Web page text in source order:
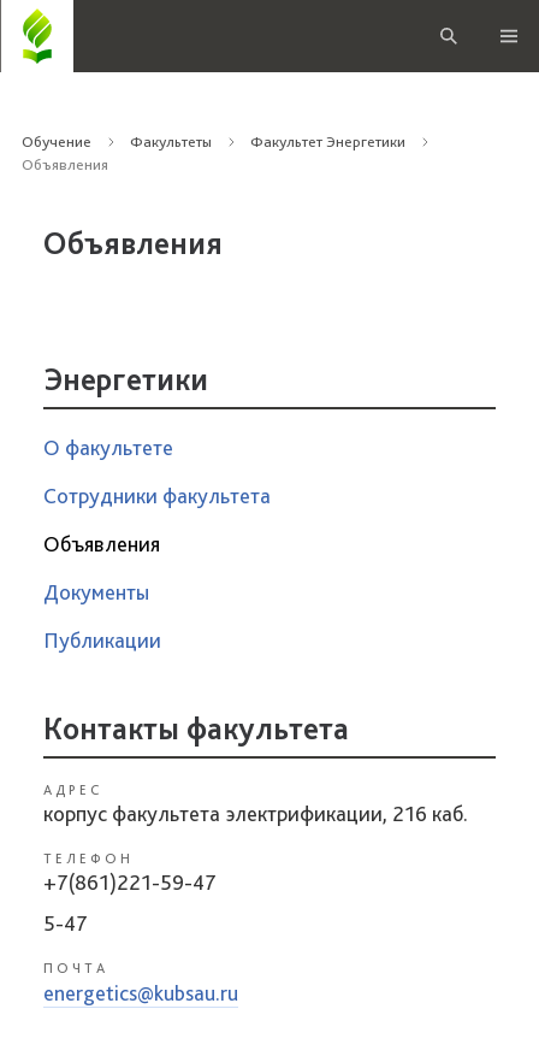
Обучение Факультеты
Факультет Энергетики
Объявления
Объявления
Энергетики
О факультете
Сотрудники факультета
Объявления
Документы
Публикации
Контакты факультета
АДРЕС
корпус факультета электрификации, 216 каб.
ТЕЛЕФОН
+7(861)221-59-47
5-47
ПОЧТА
energetics@kubsau.ru